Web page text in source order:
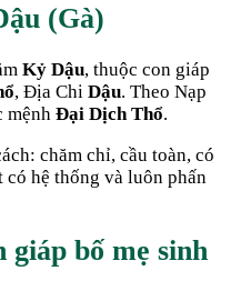
(Gà)
Kỷ Dậu, thuộc con giáp
, Địa Chi Dậu. Theo Nạp
mệnh Đại Dịch Thổ.
chăm chỉ, cầu toàn, có
hệ thống và luôn phấn
giáp bố mẹ sinh